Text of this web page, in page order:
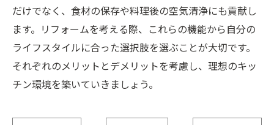
だけでなく、食材の保存や料理後の空気清浄にも貢献し
ます。リフォームを考える際、これらの機能から自分の
ライフスタイルに合った選択肢を選ぶことが大切です。
それぞれのメリットとデメリットを考慮し、理想のキッ
チン環境を築いていきましょう。